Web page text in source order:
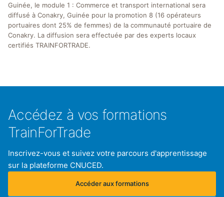
Guinée, le module 1 : Commerce et transport international sera
diffusé à Conakry, Guinée pour la promotion 8 (16 opérateurs
portuaires dont 25% de femmes) de la communauté portuaire de
Conakry. La diffusion sera effectuée par des experts locaux
certifiés TRAINFORTRADE.
Accédez à vos formations
TrainForTrade
Inscrivez-vous et suivez votre parcours d'apprentissage
sur la plateforme CNUCED.
Accéder aux formations
(s'ouvre dans un nouvel onglet)